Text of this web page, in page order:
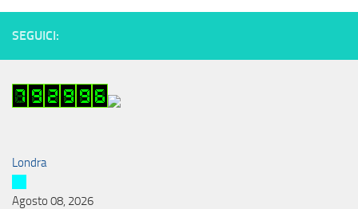
SEGUICI:
Londra
Agosto 08, 2026